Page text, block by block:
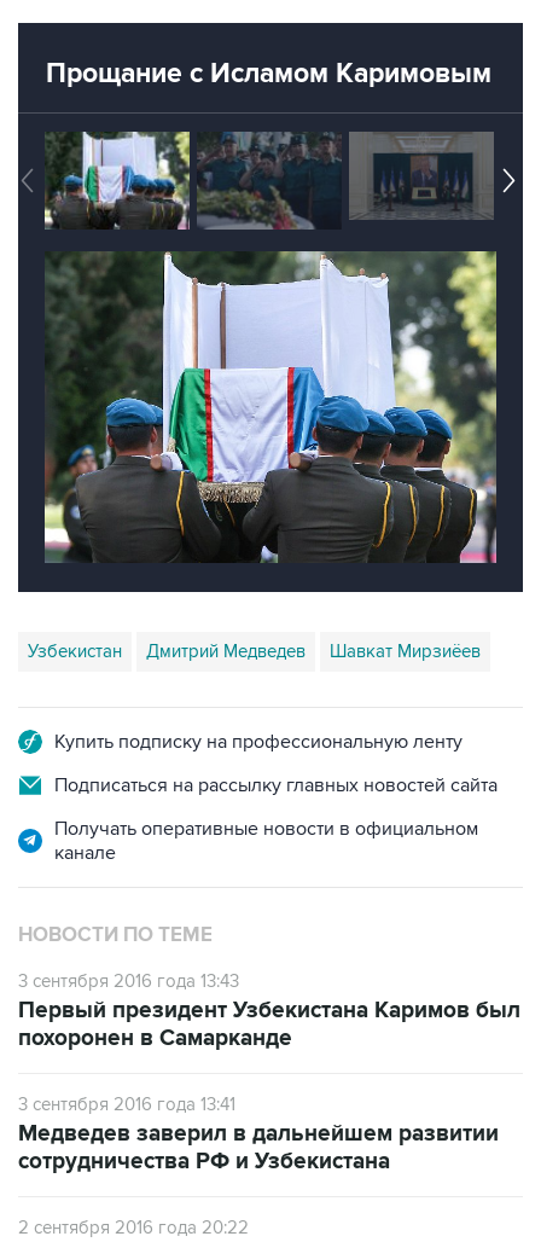
Прощание с Исламом Каримовым
Узбекистан Дмитрий Медведев Шавкат Мирзиёев
Купить подписку на профессиональную ленту
Подписаться на рассылку главных новостей сайта
Получать оперативные новости в официальном
канале
НОВОСТИ ПО ТЕМЕ
3 сентября 2016 года 13:43
Первый президент Узбекистана Каримов был
похоронен в Самарканде
3 сентября 2016 года 13:41
Медведев заверил в дальнейшем развитии
сотрудничества РФ и Узбекистана
2 сентября 2016 года 20:22